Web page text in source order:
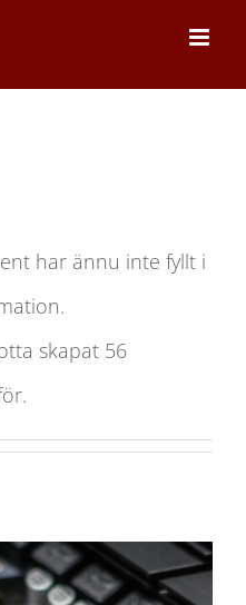
har ännu inte fyllt i
skapat 56